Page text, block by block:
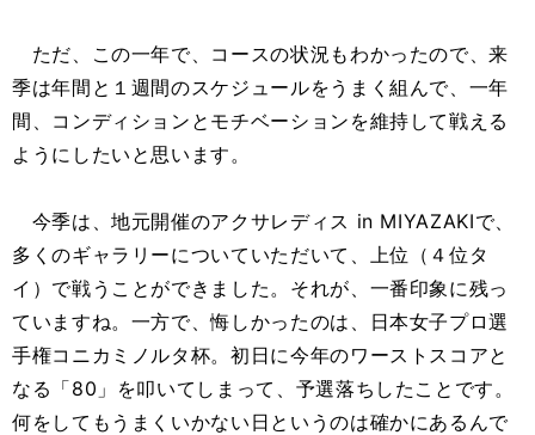
ただ、この一年で、コースの状況もわかったので、来
季は年間と１週間のスケジュールをうまく組んで、一年
間、コンディションとモチベーションを維持して戦える
ようにしたいと思います。
今季は、地元開催のアクサレディス in MIYAZAKIで、
多くのギャラリーについていただいて、上位（４位タ
イ）で戦うことができました。それが、一番印象に残っ
ていますね。一方で、悔しかったのは、日本女子プロ選
手権コニカミノルタ杯。初日に今年のワーストスコアと
なる「80」を叩いてしまって、予選落ちしたことです。
何をしてもうまくいかない日というのは確かにあるんで